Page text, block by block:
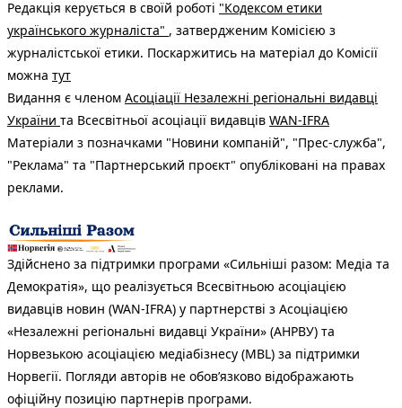
Редакція керується в своїй роботі "Кодексом етики
українського журналіста" , затвердженим Комісією з
журналістської етики. Поскаржитись на матеріал до Комісії
можна тут
Видання є членом Асоціації Незалежні регіональні видавці
України та Всесвітньої асоціації видавців WAN-IFRA
Матеріали з позначками "Новини компаній", "Прес-служба",
"Реклама" та "Партнерський проєкт" опубліковані на правах
реклами.
Здійснено за підтримки програми «Сильніші разом: Медіа та
Демократія», що реалізується Всесвітньою асоціацією
видавців новин (WAN-IFRA) у партнерстві з Асоціацією
«Незалежні регіональні видавці України» (АНРВУ) та
Норвезькою асоціацією медіабізнесу (MBL) за підтримки
Норвегії. Погляди авторів не обов’язково відображають
офіційну позицію партнерів програми.